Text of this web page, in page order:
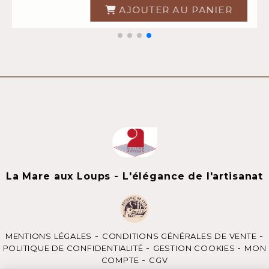
La Mare aux Loups - L'élégance de l'artisanat
MENTIONS LÉGALES
CONDITIONS GÉNÉRALES DE VENTE
POLITIQUE DE CONFIDENTIALITÉ
GESTION COOKIES
MON
COMPTE
CGV